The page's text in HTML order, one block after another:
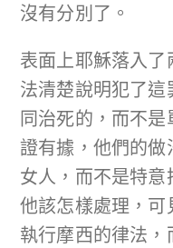
沒有分別了。
表面上耶穌落入
法清楚說明犯了
同治死的，而不
證有據，他們的
女人，而不是特
他該怎樣處理，
執行摩西的律法